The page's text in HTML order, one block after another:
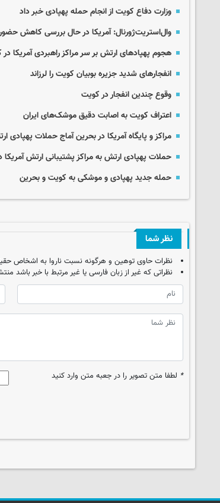
وزارت دفاع کویت از انجام حمله پهپادی خبر داد
وال‌استریت‌ژورنال: آمریکا در حال بررسی کاهش
هجوم پهپادهای ارتش بر سر مراکز راهبردی آمریکا
انفجارهای شدید جزیره بوبیان کویت را لرزاند
وقوع چندین انفجار در کویت
اعتراف کویت به اصابت دقیق موشک‌های ایران
مراکز و پایگاه آمریکا در بحرین آماج حملات پهپادی
حملات پهپادی ارتش به مراکز پشتیبانی ارتش
حمله جدید پهپادی و موشکی به کویت و بحرین
نظر شما
نظرات حاوی توهین و هرگونه نسبت ناروا به اشخاص
نظراتی که غیر از زبان فارسی یا غیر مرتبط با خبر باشد
* لطفا متن تصویر را در جعبه متن وارد کنید